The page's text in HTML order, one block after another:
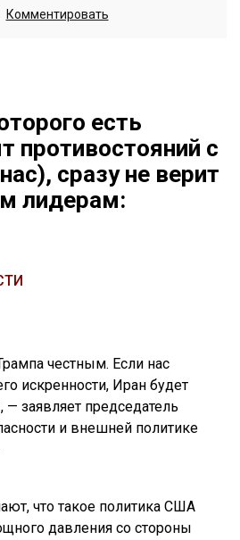
Комментировать
есть
противостояний с
сразу не верит
лидерам:
честным. Если нас
искренности, Иран будет
— заявляет председатель
и внешней политике
что такое политика США
давления со стороны